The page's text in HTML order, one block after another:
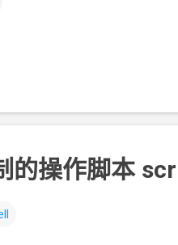
的操作脚本